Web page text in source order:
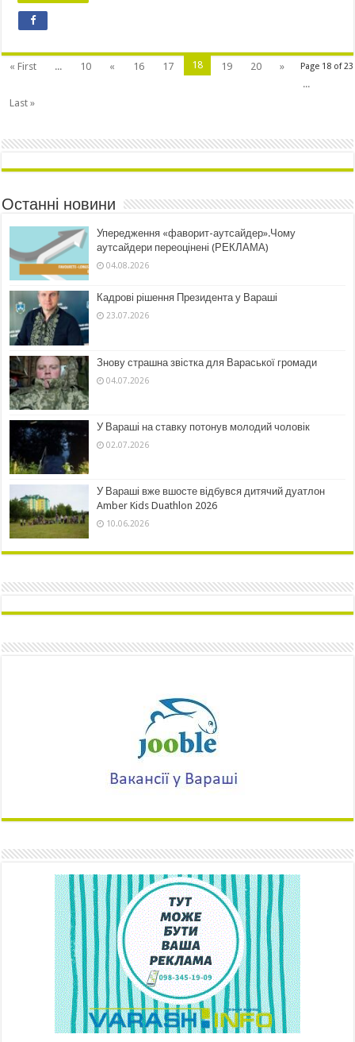
Page 18 of 23
« First ... 10 « 16 17 18 19 20
»
...
Last »
Останні новини
Упередження «фаворит-аутсайдер».Чому
аутсайдери переоцінені (РЕКЛАМА)
04.08.2026
Кадрові рішення Президента у Вараші
23.07.2026
Знову страшна звістка для Вараської громади
04.07.2026
У Вараші на ставку потонув молодий чоловік
02.07.2026
У Вараші вже вшосте відбувся дитячий дуатлон
Amber Kids Duathlon 2026
10.06.2026